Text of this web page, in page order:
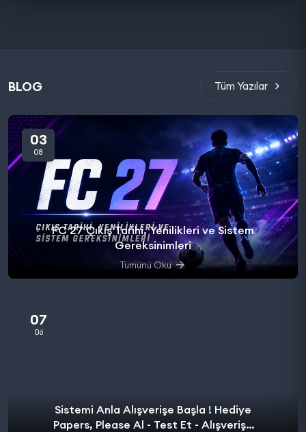
BLOG Tüm Yazılar
03
08
FC 27 Çıkış Tarihi, Yenilikleri ve Sistem
Gereksinimleri
Tümünü Oku
07
06
Sistemi Anla Alışverişe Başla ! Hediye
Papers, Please Al - Test Et - Alışverişe